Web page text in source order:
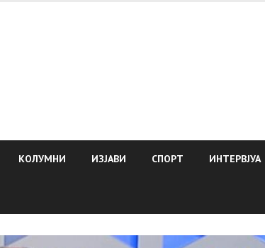
КОЛУМНИ ИЗЈАВИ СПОРТ ИНТЕРВЈУА